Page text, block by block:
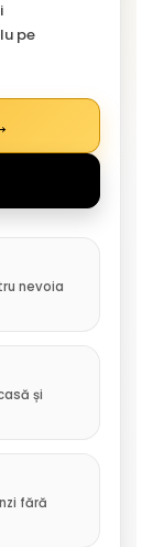
pe
nevoia
și
fără